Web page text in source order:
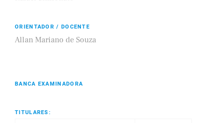
ORIENTADOR / DOCENTE
Allan Mariano de Souza
BANCA EXAMINADORA
TITULARES: